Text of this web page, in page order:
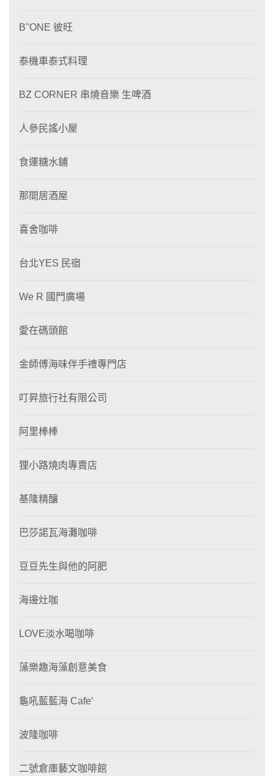
B''ONE 彼旺
泰機車泰式料理
BZ CORNER 串燒音樂 生啤酒
人參民謠小屋
食運糖水鋪
那間居酒屋
喜舍咖啡
台北YES 民宿
We R 國門廣場
愛在碼頭館
金師傅海味伴手禮專門店
叮昇旅行社有限公司
阿里棒棒
狸⼩路燒肉專賣店
基隆精釀
巴莎諾瓦海灘咖啡
豆豆先生與他的阿肥
海邊灶咖
LOVE淡水喝咖啡
藻樂趣海藻創意美食
龜吼藍藍海 Cafe’
波隆咖啡
二號倉庫藝文咖啡館